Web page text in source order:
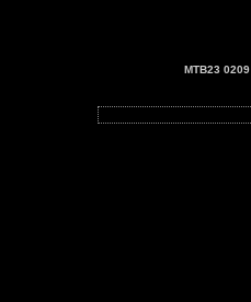
MTB23 0209